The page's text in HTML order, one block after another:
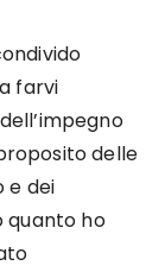
farvi
delle
e dei
quanto ho